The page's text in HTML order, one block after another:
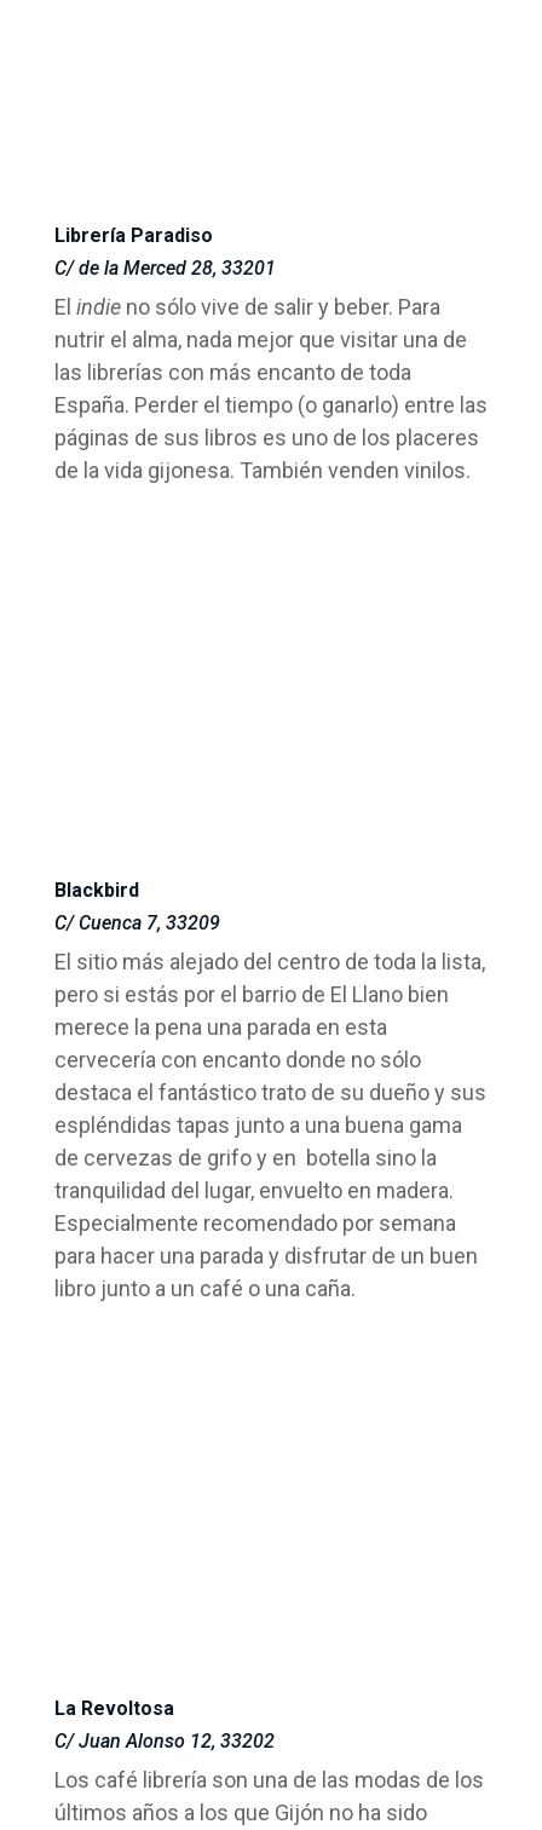
Librería Paradiso
C/ de la Merced 28, 33201
El indieno sólo vive de salir y beber. Para
nutrir el alma, nada mejor que visitar una de
las librerías con más encanto de toda
España. Perder el tiempo (o ganarlo) entre las
páginas de sus libros es uno de los placeres
de la vida gijonesa. También venden vinilos.
Blackbird
C/ Cuenca 7, 33209
El sitio más alejado del centro de toda la lista,
pero si estás por el barrio de El Llano bien
merece la pena una parada en esta
cervecería con encanto donde no sólo
destaca el fantástico trato de su dueño y sus
espléndidas tapas junto a una buena gama
de cervezas de grifo y en botella sino la
tranquilidad del lugar, envuelto en madera.
Especialmente recomendado por semana
para hacer una parada y disfrutar de un buen
libro junto a un café o una caña.
La Revoltosa
C/ Juan Alonso 12, 33202
Los café librería son una de las modas de los
últimos años a los que Gijón no ha sido